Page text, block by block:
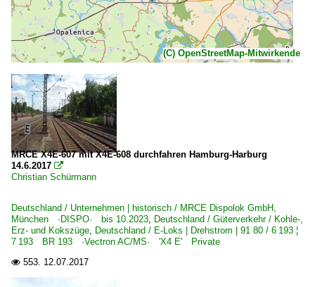
(C) OpenStreetMap-Mitwirkende
MRCE X4E-607 mit X4E-608 durchfahren Hamburg-Harburg
14.6.2017 
Christian Schürmann
Deutschland / Unternehmen | historisch / MRCE Dispolok GmbH,
München ·DISPO· bis 10.2023, Deutschland / Güterverkehr / Kohle-,
Erz- und Kokszüge, Deutschland / E-Loks | Drehstrom | 91 80 / 6 193 ¦
7 193 BR 193 ·Vectron AC/MS· 'X4 E' Private
 553. 12.07.2017